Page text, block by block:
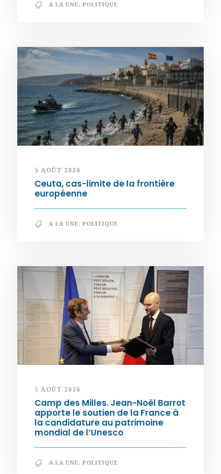
A LA UNE, POLITIQUE
5 AOÛT 2026
Ceuta, cas-limite de la frontière
européenne
A LA UNE, POLITIQUE
5 AOÛT 2026
Camp des Milles. Jean-Noël Barrot
apporte le soutien de la France à
la candidature au patrimoine
mondial de l’Unesco
A LA UNE, POLITIQUE